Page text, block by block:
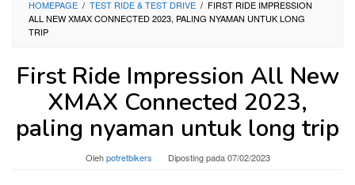
HOMEPAGE / TEST RIDE & TEST DRIVE / FIRST RIDE IMPRESSION
ALL NEW XMAX CONNECTED 2023, PALING NYAMAN UNTUK LONG
TRIP
First Ride Impression All New
XMAX Connected 2023,
paling nyaman untuk long trip
Olehpotretbikers Diposting pada07/02/2023